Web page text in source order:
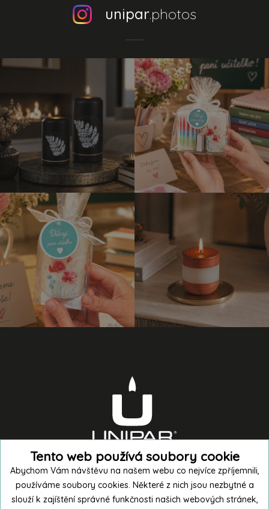
unipar.photos
Tento web používá soubory cookie
Abychom Vám návštěvu na našem webu co nejvíce zpříjemnili,
používáme soubory cookies. Některé z nich jsou nezbytné a
slouží k zajíštění správné funkčnosti našich webových stránek,